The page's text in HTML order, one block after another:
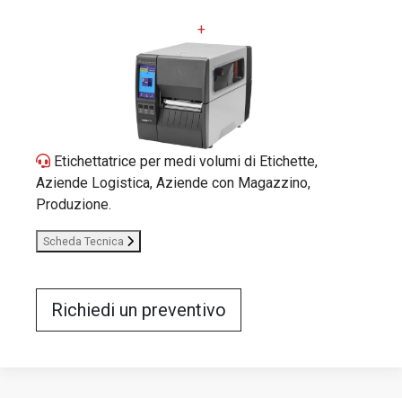
+
Etichettatrice per medi volumi di Etichette,
Aziende Logistica, Aziende con Magazzino,
Produzione.
Scheda Tecnica
Richiedi un preventivo